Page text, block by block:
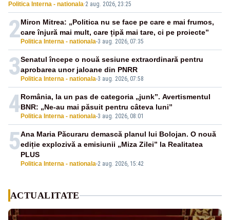
Politica Interna - nationala·2 aug. 2026, 23:25
2 Politica Interna - nationala-3 aug. 2026, 07:35
Miron Mitrea: „Politica nu se face pe care e mai frumos,
care înjură mai mult, care țipă mai tare, ci pe proiecte”
3 Politica Interna - nationala-3 aug. 2026, 07:58
Senatul începe o nouă sesiune extraordinară pentru
aprobarea unor jaloane din PNRR
4 Politica Interna - nationala-3 aug. 2026, 08:01
România, la un pas de categoria „junk”. Avertismentul
BNR: „Ne-au mai păsuit pentru câteva luni”
5
Politica Interna - nationala-2 aug. 2026, 15:42
Ana Maria Păcuraru demască planul lui Bolojan. O nouă
ediție explozivă a emisiunii „Miza Zilei” la Realitatea
PLUS
ACTUALITATE